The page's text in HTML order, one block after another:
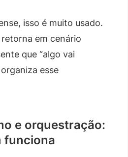
isso é muito usado.
em cenário
que “algo vai
esse
e orquestração:
funciona